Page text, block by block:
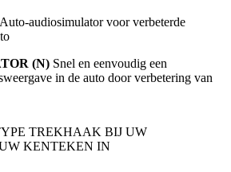
Auto-audiosimulator voor verbeterde
(N) Snel en eenvoudig een
in de auto door verbetering van
TREKHAAK BIJ UW
KENTEKEN IN